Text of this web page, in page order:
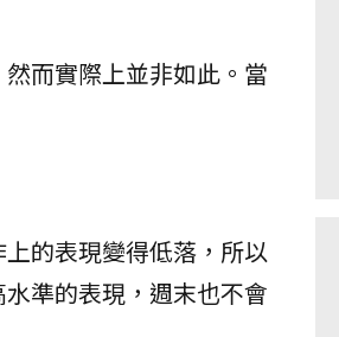
而實際上並非如此。當
的表現變得低落，所以
準的表現，週末也不會